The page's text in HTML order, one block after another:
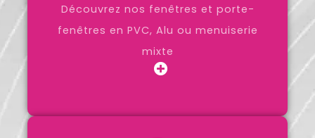
Découvrez nos fenêtres et porte-
fenêtres en PVC, Alu ou menuiserie
mixte